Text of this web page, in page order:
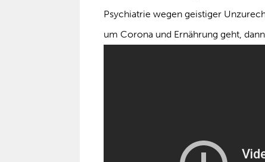
Psychiatrie wegen geistiger
um Corona und Ernährung geht,